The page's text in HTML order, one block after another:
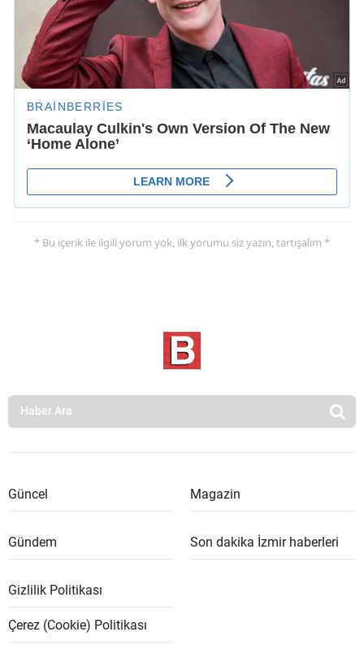
* Bu içerik ile ilgili yorum yok, ilk yorumu siz yazın, tartışalım *
Güncel Magazin
Gündem Son dakika İzmir haberleri
Gizlilik Politikası
Çerez (Cookie) Politikası